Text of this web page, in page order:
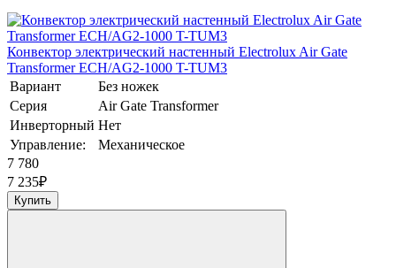
Конвектор электрический настенный Electrolux Air Gate
Transformer ECH/AG2-1000 T-TUM3
Вариант
Без ножек
Серия
Air Gate Transformer
Инверторный Нет
Управление:
Механическое
7 780
7 235₽
Купить